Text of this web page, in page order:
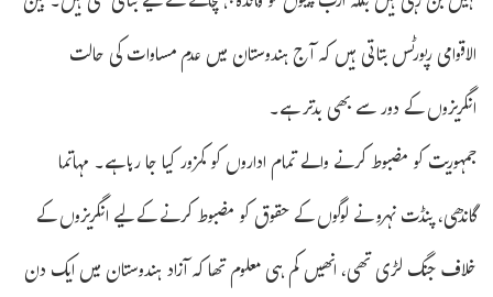
الاقوامی رپورٹس بتاتی ہیں کہ آج ہندوستان میں عدم مساوات کی حالت
انگریزوں کے دور سے بھی بدتر ہے۔
جمہوریت کو مضبوط کرنے والے تمام اداروں کو کمزور کیا جا رہا ہے۔ مہاتما
گاندھی، پنڈت نہرو نے لوگوں کے حقوق کو مضبوط کرنے کے لیے انگریزوں کے
خلاف جنگ لڑی تھی، انھیں کم ہی معلوم تھا کہ آزاد ہندوستان میں ایک دن